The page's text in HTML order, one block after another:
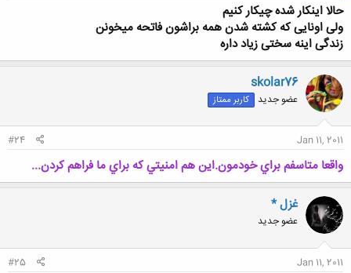
کلیک کنید تا باز شود...
حالا اینکار شده چیکار کنیم
ولی اونایی که کشته شدن همه براشون فاتحه میخونن
زندگی اینه سختی زیاد داره
skolar76
عضو جدید کاربر ممتاز
Jan 11, 2011
#24
واقعا متاسفم براي خودمون.اين هم امنيتي كه براي ما فراهم كردن...
غزل *
عضو جدید
Jan 11, 2011
#25